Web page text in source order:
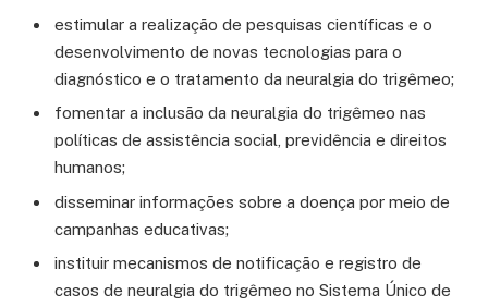
estimular a realização de pesquisas científicas e o
desenvolvimento de novas tecnologias para o
diagnóstico e o tratamento da neuralgia do trigêmeo;
fomentar a inclusão da neuralgia do trigêmeo nas
políticas de assistência social, previdência e direitos
humanos;
disseminar informações sobre a doença por meio de
campanhas educativas;
instituir mecanismos de notificação e registro de
casos de neuralgia do trigêmeo no Sistema Único de